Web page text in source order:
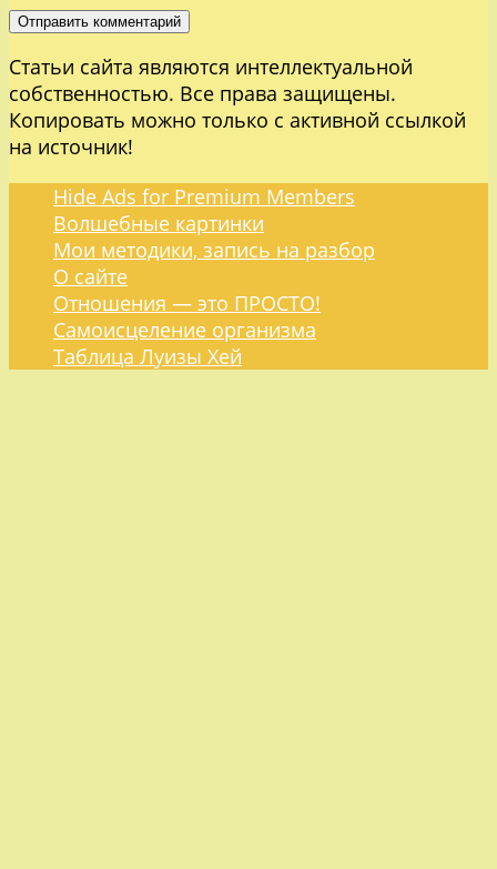
Статьи сайта являются интеллектуальной
собственностью. Все права защищены.
Копировать можно только с активной ссылкой
на источник!
Hide Ads for Premium Members
Волшебные картинки
Мои методики, запись на разбор
О сайте
Отношения — это ПРОСТО!
Самоисцеление организма
Таблица Луизы Хей